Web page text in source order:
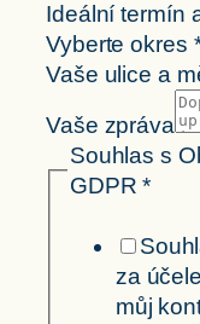
Obchodními
Ideální termín
Vyberte okres
Vaše ulice a
Vaše zpráva
Souhlas s
GDPR*
za
můj